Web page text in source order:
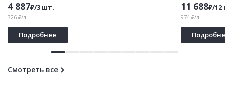
4 887₽/3 шт.
326 ₽/л
Подробнее
11 688₽/12
974 ₽/л
Смотреть все